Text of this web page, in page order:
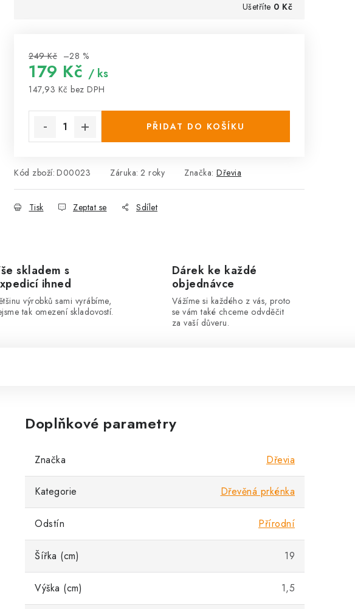
Ušetříte 0 Kč
249 Kč –28 %
179 Kč / ks
147,93 Kč bez DPH
PŘIDAT DO KOŠÍKU
Kód zboží: D00023 Záruka: 2 roky Značka: Dřevia
Tisk Zeptat se Sdílet
skladem s
ihned
výrobků sami vyrábíme,
tak omezení skladovostí.
Dárek ke každé
objednávce
Vážíme si každého z vás, proto
se vám také chceme odvděčit
za vaší důveru.
Doplňkové parametry
Značka Dřevia
Kategorie Dřevěná prkénka
Odstín Přírodní
Šířka (cm) 19
Výška (cm) 1,5